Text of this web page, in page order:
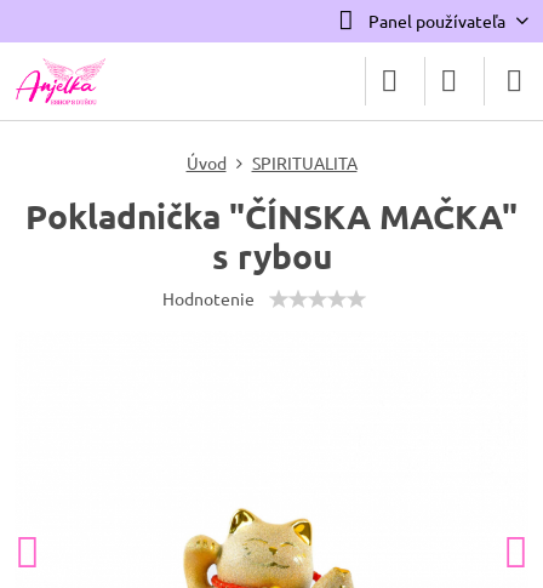
Panel používateľa
Úvod SPIRITUALITA
Pokladnička "ČÍNSKA MAČKA"
s rybou
Hodnotenie